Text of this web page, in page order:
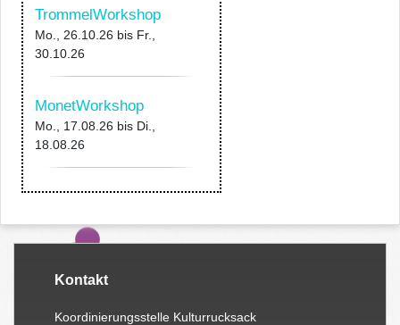
TrommelWorkshop
Mo., 26.10.26 bis Fr.,
30.10.26
MonetWorkshop
Mo., 17.08.26 bis Di.,
18.08.26
Kontakt
Koordinierungsstelle Kulturrucksack